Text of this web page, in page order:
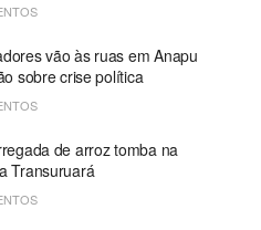
vão às ruas em Anapu
sobre crise política
de arroz tomba na
Transuruará